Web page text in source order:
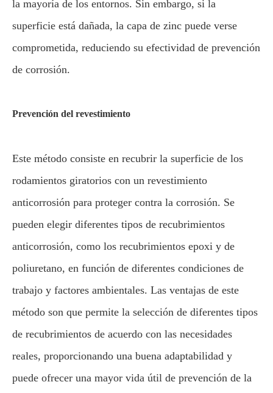
la mayoría de los entornos. Sin embargo, si la
superficie está dañada, la capa de zinc puede verse
comprometida, reduciendo su efectividad de prevención
de corrosión.
Prevención del revestimiento
Este método consiste en recubrir la superficie de los
rodamientos giratorios con un revestimiento
anticorrosión para proteger contra la corrosión. Se
pueden elegir diferentes tipos de recubrimientos
anticorrosión, como los recubrimientos epoxi y de
poliuretano, en función de diferentes condiciones de
trabajo y factores ambientales. Las ventajas de este
método son que permite la selección de diferentes tipos
de recubrimientos de acuerdo con las necesidades
reales, proporcionando una buena adaptabilidad y
puede ofrecer una mayor vida útil de prevención de la